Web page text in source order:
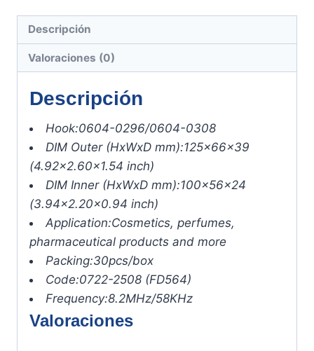
Descripción
Valoraciones (0)
Descripción
Hook:0604-0296/0604-0308
DIM Outer (HxWxD mm):125x66x39
(4.92×2.60×1.54 inch)
DIM Inner (HxWxD mm):100x56x24
(3.94×2.20×0.94 inch)
Application:Cosmetics, perfumes,
pharmaceutical products and more
Packing:30pcs/box
Code:0722-2508 (FD564)
Frequency:8.2MHz/58KHz
Valoraciones